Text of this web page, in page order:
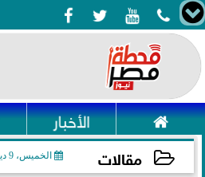
   
 الأخبار
مقالات الخميس، 9 ديسمبر 2021